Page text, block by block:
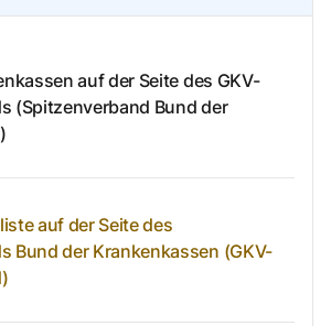
auf der Seite des GKV-
(Spitzenverband Bund der
auf der Seite des
Bund der Krankenkassen (GKV-